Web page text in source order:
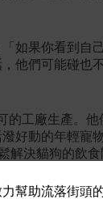
如果你看到自
他們可能碰也
工廠生產。
好動的年輕寵
決貓狗的飲食
幫助流落街頭